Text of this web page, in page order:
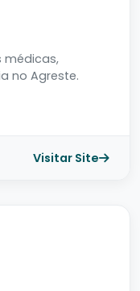
médicas,
no Agreste.
Visitar Site